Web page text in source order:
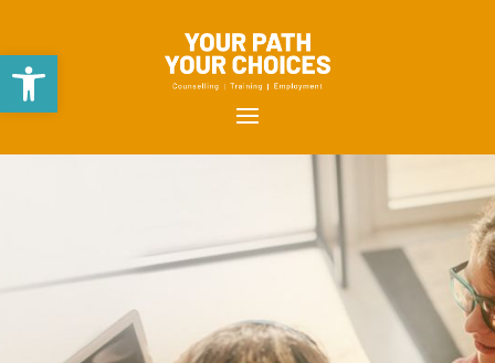
Open toolbar